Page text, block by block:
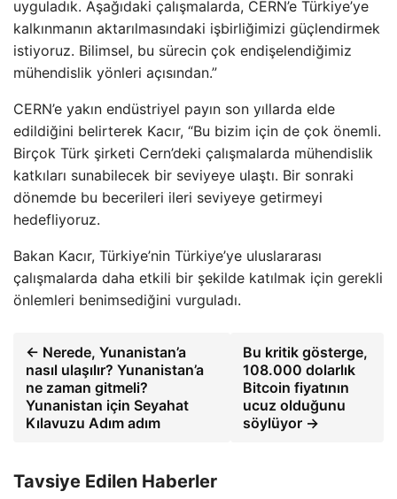
uyguladık. Aşağıdaki çalışmalarda, CERN’e Türkiye’ye
kalkınmanın aktarılmasındaki işbirliğimizi güçlendirmek
istiyoruz. Bilimsel, bu sürecin çok endişelendiğimiz
mühendislik yönleri açısından.”
CERN’e yakın endüstriyel payın son yıllarda elde
edildiğini belirterek Kacır, “Bu bizim için de çok önemli.
Birçok Türk şirketi Cern’deki çalışmalarda mühendislik
katkıları sunabilecek bir seviyeye ulaştı. Bir sonraki
dönemde bu becerileri ileri seviyeye getirmeyi
hedefliyoruz.
Bakan Kacır, Türkiye’nin Türkiye’ye uluslararası
çalışmalarda daha etkili bir şekilde katılmak için gerekli
önlemleri benimsediğini vurguladı.
← Nerede, Yunanistan’a
nasıl ulaşılır? Yunanistan’a
ne zaman gitmeli?
Yunanistan için Seyahat
Kılavuzu Adım adım
Bu kritik gösterge,
108.000 dolarlık
Bitcoin fiyatının
ucuz olduğunu
söylüyor →
Tavsiye Edilen Haberler